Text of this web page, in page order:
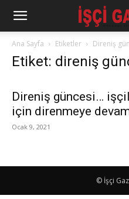
Ana Sayfa Etiketler Direniş
Etiket: direniş
Direniş güncesi…
için direnmeye
Ocak 9, 2021
© İşçi